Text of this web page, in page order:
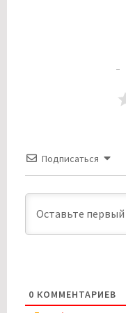
Подписаться
0 КОММЕНТАРИЕВ